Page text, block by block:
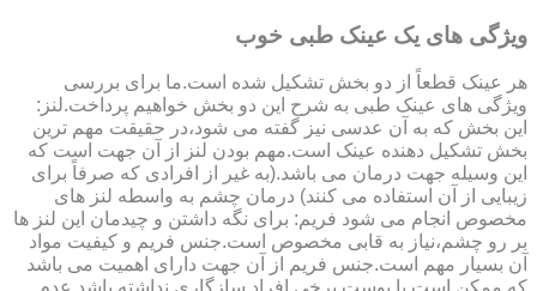
ویژگی های یک عینک طبی خوب
هر عینک قطعاً از دو بخش تشکیل شده است.ما برای بررسی
ویژگی های عینک طبی به شرح این دو بخش خواهیم پرداخت.لنز:
این بخش که به آن عدسی نیز گفته می شود،در حقیقت مهم ترین
بخش تشکیل دهنده عینک است.مهم بودن لنز از آن جهت است که
این وسیله جهت درمان می باشد.(به غیر از افرادی که صرفاً برای
زیبایی از آن استفاده می کنند) درمان چشم به واسطه لنز های
مخصوص انجام می شود فریم: برای نگه داشتن و چیدمان این لنز ها
بر رو چشم،نیاز به قابی مخصوص است.جنس فریم و کیفیت مواد
آن بسیار مهم است.جنس فریم از آن جهت دارای اهمیت می باشد